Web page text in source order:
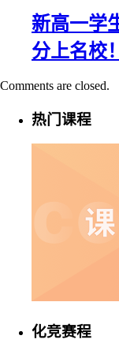
新高一学
分上名校！
Comments are closed.
热门课程
化竞赛程